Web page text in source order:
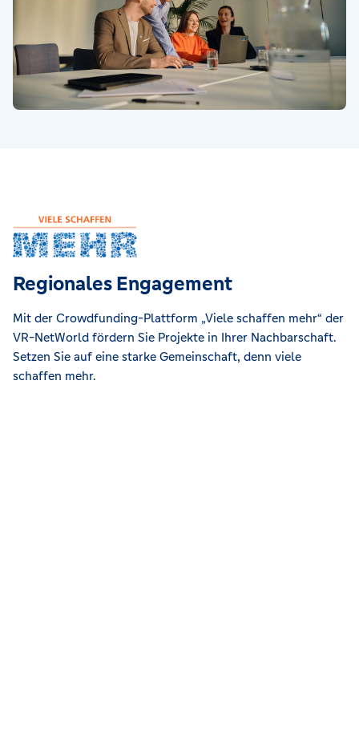
Regionales Engagement
Mit der Crowdfunding-Plattform „Viele schaffen mehr“ der
VR-NetWorld fördern Sie Projekte in Ihrer Nachbarschaft.
Setzen Sie auf eine starke Gemeinschaft, denn viele
schaffen mehr.